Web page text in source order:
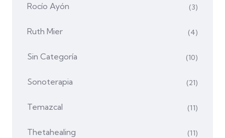
Rocío Ayón (3)
Ruth Mier (4)
Sin Categoría (10)
Sonoterapia (21)
Temazcal (11)
Thetahealing (11)